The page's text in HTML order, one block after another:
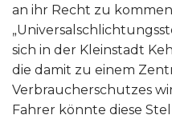
an ihr Recht zu
sich in der Kleinstadt
die damit zu einem
Verbraucherschutzes
Fahrer könnte diese